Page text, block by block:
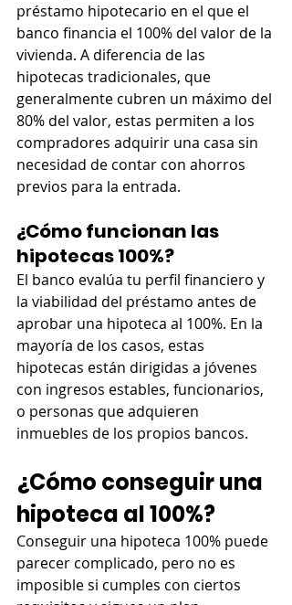
préstamo hipotecario en el que el
banco financia el 100% del valor de la
vivienda. A diferencia de las
hipotecas tradicionales, que
generalmente cubren un máximo del
80% del valor, estas permiten a los
compradores adquirir una casa sin
necesidad de contar con ahorros
previos para la entrada.
¿Cómo funcionan las
hipotecas 100%?
El banco evalúa tu perfil financiero y
la viabilidad del préstamo antes de
aprobar una hipoteca al 100%. En la
mayoría de los casos, estas
hipotecas están dirigidas a jóvenes
con ingresos estables, funcionarios,
o personas que adquieren
inmuebles de los propios bancos.
¿Cómo conseguir una
hipoteca al 100%?
Conseguir una hipoteca 100% puede
parecer complicado, pero no es
imposible si cumples con ciertos